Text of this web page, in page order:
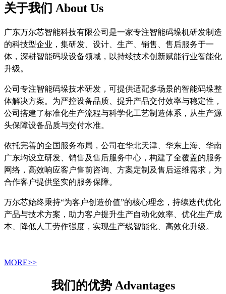
关于我们 About Us
广东万尔芯智能科技有限公司是一家专注智能码垛机研发制造
的科技型企业，集研发、设计、生产、销售、售后服务于一
体，深耕智能码垛设备领域，以持续技术创新赋能行业智能化
升级。
公司专注智能码垛技术研发，可提供适配多场景的智能码垛整
体解决方案。为严控设备品质、提升产品交付效率与稳定性，
公司搭建了标准化生产流程与科学化工艺制造体系，从生产源
头保障设备品质与交付水准。
依托完善的全国服务布局，公司在华北天津、华东上海、华南
广东均设立研发、销售及售后服务中心，构建了全覆盖的服务
网络，高效响应客户售前咨询、方案定制及售后运维需求，为
合作客户提供坚实的服务保障。
万尔芯始终秉持“为客户创造价值”的核心理念，持续迭代优化
产品与技术方案，助力客户提升生产自动化效率、优化生产成
本、降低人工劳作强度，实现生产线智能化、高效化升级。
MORE>>
我们的优势 Advantages